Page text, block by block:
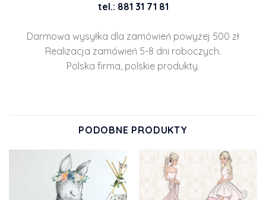
tel.: 881 31 71 81
Darmowa wysyłka dla zamówień powyżej 500 zł
Realizacja zamówień 5-8 dni roboczych.
Polska firma, polskie produkty.
PODOBNE PRODUKTY